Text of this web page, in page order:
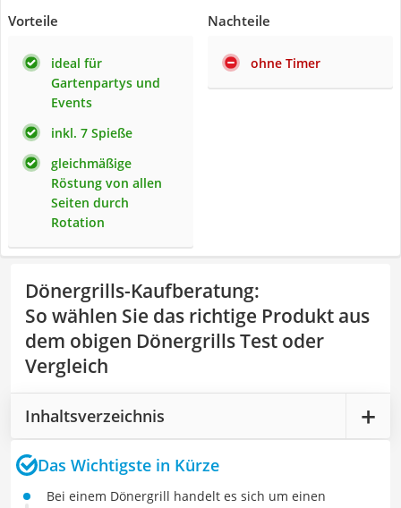
Vorteile
ideal für
Gartenpartys und
Events
inkl. 7 Spieße
gleichmäßige
Röstung von allen
Seiten durch
Rotation
Nachteile
ohne Timer
Dönergrills-Kaufberatung:
So wählen Sie das richtige Produkt aus
dem obigen Dönergrills Test oder
Vergleich
Inhaltsverzeichnis
Das Wichtigste in Kürze
Bei einem Dönergrill handelt es sich um einen